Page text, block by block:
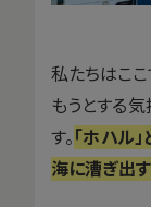
私たちはこ
もうとする
す。「ホハル
海に漕ぎ出